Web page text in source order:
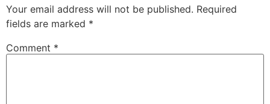
Your email address will not be published. Required
fields are marked *
Comment *